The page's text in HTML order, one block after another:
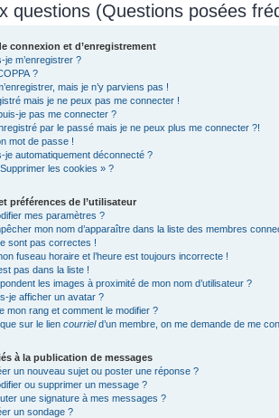
questions (Questions posées
connexion et d’enregistrement
je m’enregistrer ?
?
mais je n’y parviens pas !
mais je ne peux pas me connecter !
je pas me connecter ?
par le passé mais je ne peux plus me connecter ?!
mot de passe !
je automatiquement déconnecté ?
les cookies » ?
préférences de l’utilisateur
mes paramètres ?
mon nom d’apparaître dans la liste des membres
sont pas correctes !
fuseau horaire et l’heure est toujours incorrecte !
pas dans la liste !
les images à proximité de mon nom d’utilisateur ?
je afficher un avatar ?
mon rang et comment le modifier ?
sur le lien courrield’un membre, on me demande de me
à la publication de messages
un nouveau sujet ou poster une réponse ?
ou supprimer un message ?
une signature à mes messages ?
un sondage ?